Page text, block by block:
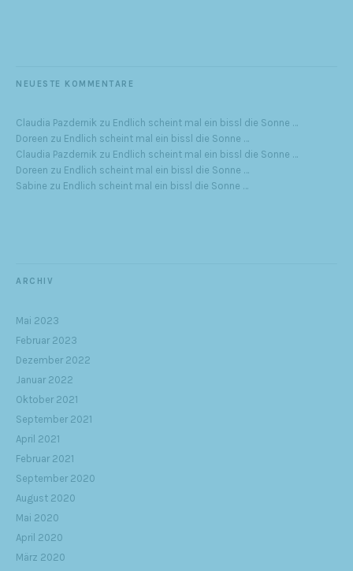
NEUESTE KOMMENTARE
Claudia Pazdernik zu Endlich scheint mal ein bissl die Sonne …
Doreen zu Endlich scheint mal ein bissl die Sonne …
Claudia Pazdernik zu Endlich scheint mal ein bissl die Sonne …
Doreen zu Endlich scheint mal ein bissl die Sonne …
Sabine zu Endlich scheint mal ein bissl die Sonne …
ARCHIV
Mai 2023
Februar 2023
Dezember 2022
Januar 2022
Oktober 2021
September 2021
April 2021
Februar 2021
September 2020
August 2020
Mai 2020
April 2020
März 2020